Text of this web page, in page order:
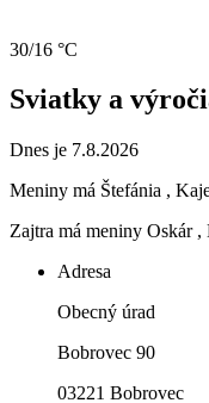
30/16 °C
Sviatky a
Dnes je 7.8.2026
Meniny má Štefánia ,
Zajtra má meniny Oskár ,
Adresa
Obecný úrad
Bobrovec 90
03221 Bobrovec